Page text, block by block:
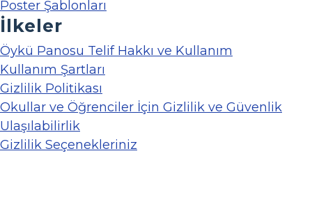
Poster Şablonları
İlkeler
Öykü Panosu Telif Hakkı ve Kullanım
Kullanım Şartları
Gizlilik Politikası
Okullar ve Öğrenciler İçin Gizlilik ve Güvenlik
Ulaşılabilirlik
Gizlilik Seçenekleriniz